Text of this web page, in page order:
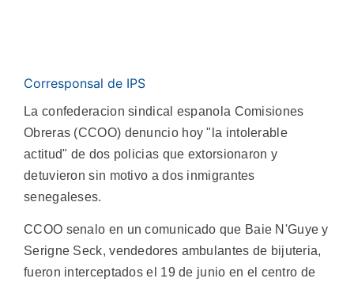
Corresponsal de IPS
La confederacion sindical espanola Comisiones
Obreras (CCOO) denuncio hoy "la intolerable
actitud" de dos policias que extorsionaron y
detuvieron sin motivo a dos inmigrantes
senegaleses.
CCOO senalo en un comunicado que Baie N'Guye y
Serigne Seck, vendedores ambulantes de bijuteria,
fueron interceptados el 19 de junio en el centro de